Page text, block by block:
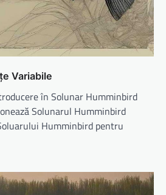
Variabile
în Solunar Humminbird
Solunarul Humminbird
Humminbird pentru